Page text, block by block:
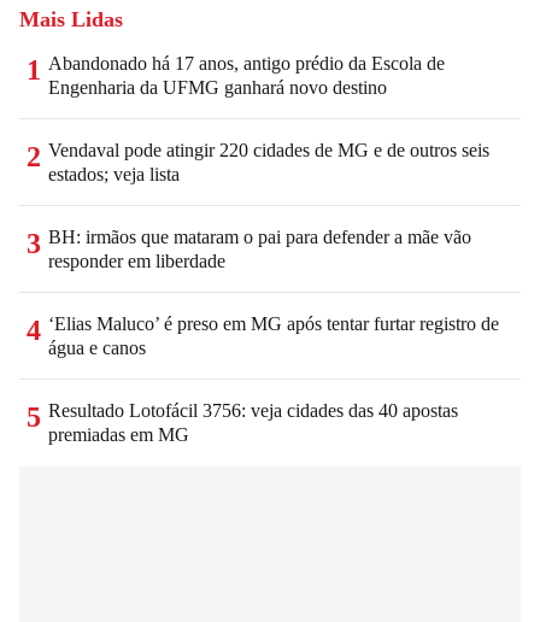
Mais Lidas
1 Abandonado há 17 anos, antigo prédio da Escola de
Engenharia da UFMG ganhará novo destino
2 Vendaval pode atingir 220 cidades de MG e de outros seis
estados; veja lista
3 BH: irmãos que mataram o pai para defender a mãe vão
responder em liberdade
4 ‘Elias Maluco’ é preso em MG após tentar furtar registro de
água e canos
5 Resultado Lotofácil 3756: veja cidades das 40 apostas
premiadas em MG